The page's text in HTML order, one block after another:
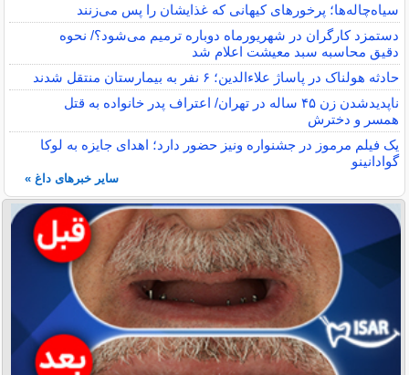
سیاه‌چاله‌ها؛ پرخورهای کیهانی که غذایشان را پس می‌زنند
دستمزد کارگران در شهریورماه دوباره ترمیم می‌شود؟/ نحوه
دقیق محاسبه سبد معیشت اعلام شد
حادثه هولناک در پاساژ علاءالدین؛ ۶ نفر به بیمارستان منتقل شدند
ناپدیدشدن زن ۴۵ ساله در تهران/ اعتراف پدر خانواده به قتل
همسر و دخترش
یک فیلم مرموز در جشنواره ونیز حضور دارد؛ اهدای جایزه به لوکا
گوادانینو
سایر خبرهای داغ »